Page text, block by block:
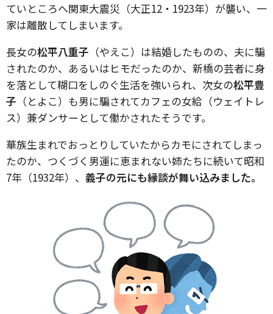
ていところへ関東大震災（大正12・1923年）が襲い、一
家は離散してしまいます。
長女の松平八重子 （やえこ）は結婚したものの、夫に騙
されたのか、あるいはヒモだったのか、新橋の芸者に身
を落として糊口をしのぐ生活を強いられ、次女の松平豊
子 （とよこ）も男に騙されてカフェの女給（ウェイトレ
ス）兼ダンサーとして働かされたそうです。
華族生まれでおっとりしていたからカモにされてしまっ
たのか、つくづく男運に恵まれない姉たちに続いて昭和
7年（1932年）、 義子の元にも縁談が舞い込みました。